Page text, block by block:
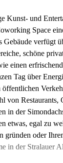
Kunst- und
Space
verfügt
schöne
einen
Tag über
von Restaurants,
in der
etwas, egal zu
gründen oder
in der Stralauer